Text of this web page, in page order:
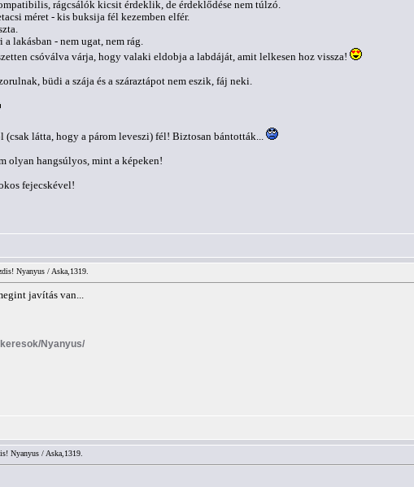
rágcsálók kicsit érdeklik, de érdeklődése nem túlzó.
méret - kis buksija fél kezemben elfér.
lakásban - nem ugat, nem rág.
csóválva várja, hogy valaki eldobja a labdáját, amit lelkesen hoz vissza!
büdi a szája és a száraztápot nem eszik, fáj neki.
(csak látta, hogy a párom leveszi) fél! Biztosan bántották...
olyan hangsúlyos, mint a képeken!
fejecskével!
Nyanyus / Aska,1319.
javítás van...
Nyanyus/
Nyanyus / Aska,1319.